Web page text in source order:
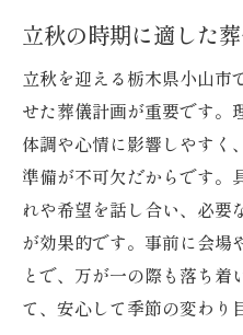
立秋シーズンに
方法
季節の変わり目に備
季節の変わり目
体調管理と心の
急な葬儀にも対応
小山市の葬儀で
れ
立秋の時期に適した
立秋を迎える栃木県小山市
せた葬儀計画が重要です。
体調や心情に影響しやすく
準備が不可欠だからです。
れや希望を話し合い、必要
が効果的です。事前に会場
とで、万が一の際も落ち
て、安心して季節の変わり